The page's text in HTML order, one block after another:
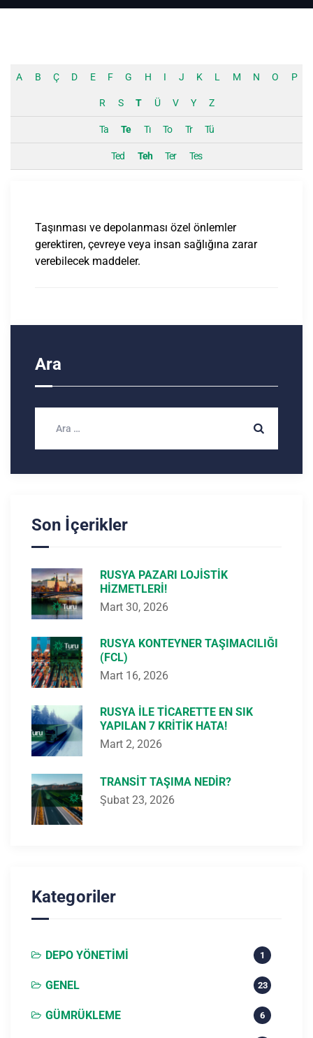
A B Ç D E F G H I J K L M N O P
R S T Ü V Y Z
Ta Te Tı To Tr Tü
Ted Teh Ter Tes
Taşınması ve depolanması özel önlemler
gerektiren, çevreye veya insan sağlığına zarar
verebilecek maddeler.
Ara
Son İçerikler
RUSYA PAZARI LOJISTIK
HIZMETLERI!
Mart 30, 2026
RUSYA KONTEYNER TAŞIMACILIĞI
(FCL)
Mart 16, 2026
RUSYA ILE TICARETTE EN SIK
YAPILAN 7 KRITIK HATA!
Mart 2, 2026
TRANSIT TAŞIMA NEDIR?
Şubat 23, 2026
Kategoriler
DEPO YÖNETIMI 1
GENEL 23
GÜMRÜKLEME 6